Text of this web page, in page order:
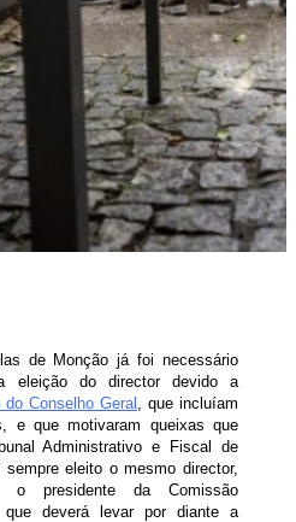
de Monção já foi necessário
eleição do director devido a
Conselho Geral , que incluíam
e que motivaram queixas que
Administrativo e Fiscal de
eleito o mesmo director,
presidente da Comissão
que deverá levar por diante a